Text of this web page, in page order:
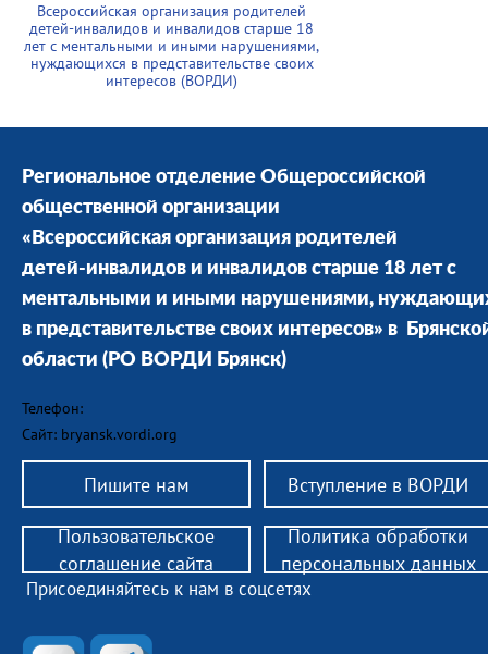
Всероссийская организация родителей
детей-инвалидов и инвалидов старше 18
лет с ментальными и иными нарушениями,
нуждающихся в представительстве своих
интересов (ВОРДИ)
Региональное отделение Общероссийской
общественной организации
«Всероссийская организация родителей
детей-инвалидов и инвалидов старше 18 лет с
ментальными и иными нарушениями,
в представительстве своих интересов» в
области (РО ВОРДИ Брянск)
Телефон:
Сайт: bryansk.vordi.org
Пишите нам Вступление в ВОРДИ
Присоединяйтесь к нам в соцсетях
Пользовательское
соглашение сайта
Политика обработки
персональных данных